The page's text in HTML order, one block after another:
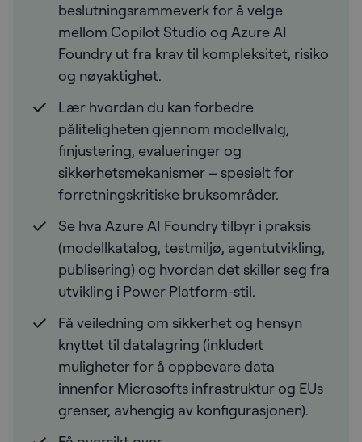
beslutningsrammeverk for å velge
mellom Copilot Studio og Azure AI
Foundry ut fra krav til kompleksitet, risiko
og nøyaktighet.
Lær hvordan du kan forbedre
påliteligheten gjennom modellvalg,
finjustering, evalueringer og
sikkerhetsmekanismer – spesielt for
forretningskritiske bruksområder.
Se hva Azure AI Foundry tilbyr i praksis
(modellkatalog, testmiljø, agentutvikling,
publisering) og hvordan det skiller seg fra
utvikling i Power Platform-stil.
Få veiledning om sikkerhet og hensyn
knyttet til datalagring (inkludert
muligheter for å oppbevare data
innenfor Microsofts infrastruktur og EUs
grenser, avhengig av konfigurasjonen).